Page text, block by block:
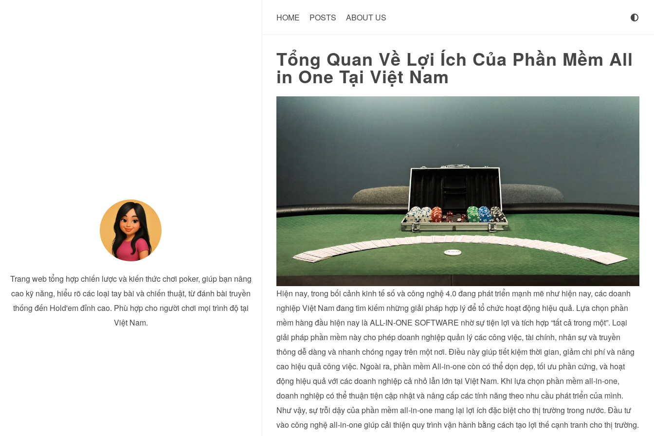
Trang web tổng hợp chiến lược và kiến thức chơi poker, giúp bạn nâng
cao kỹ năng, hiểu rõ các loại tay bài và chiến thuật, từ đánh bài truyền
thống đến Hold'em đỉnh cao. Phù hợp cho người chơi mọi trình độ tại
Việt Nam.
HOME POSTS ABOUT US
Tổng Quan Về Lợi Ích Của Phần Mềm All
in One Tại Việt Nam
Hiện nay, trong bối cảnh kinh tế số và công nghệ 4.0 đang phát triển mạnh mẽ như hiện nay, các doanh
nghiệp Việt Nam đang tìm kiếm những giải pháp hợp lý để tổ chức hoạt động hiệu quả. Lựa chọn phần
mềm hàng đầu hiện nay là ALL-IN-ONE SOFTWARE nhờ sự tiện lợi và tích hợp “tất cả trong một”. Loại
giải pháp phần mềm này cho phép doanh nghiệp quản lý các công việc, tài chính, nhân sự và truyền
thông dễ dàng và nhanh chóng ngay trên một nơi. Điều này giúp tiết kiệm thời gian, giảm chi phí và nâng
cao hiệu quả công việc. Ngoài ra, phần mềm All-in-one còn có thể dọn dẹp, tối ưu phần cứng, và hoạt
động hiệu quả với các doanh nghiệp cả nhỏ lẫn lớn tại Việt Nam. Khi lựa chọn phần mềm all-in-one,
doanh nghiệp có thể thuận tiện cập nhật và nâng cấp các tính năng theo nhu cầu phát triển của mình.
Như vậy, sự trỗi dậy của phần mềm all-in-one mang lại lợi ích đặc biệt cho thị trường trong nước. Đầu tư
vào công nghệ all-in-one giúp cải thiện quy trình vận hành bằng cách tạo lợi thế cạnh tranh cho thị trường.